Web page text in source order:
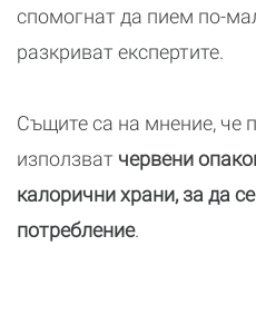
спомогнат да пием по-
разкриват експертите.
Същите са на мнение, че
използват червени
калорични храни, за да
потребление.